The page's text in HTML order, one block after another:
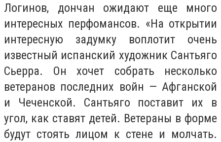
Логинов, дончан ожидают еще много
интересных перфомансов. «На открытии
интересную задумку воплотит очень
известный испанский художник Сантьяго
Сьерра. Он хочет собрать несколько
ветеранов последних войн — Афганской
и Чеченской. Сантьяго поставит их в
угол, как ставят детей. Ветераны в форме
будут стоять лицом к стене и молчать.